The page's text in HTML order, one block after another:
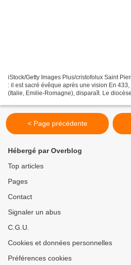
iStock/Getty Images Plus/cristofolux Saint
: il est sacré évêque après une vision En
(Italie, Emilie-Romagne), disparaît. Le
< Page précédente
Hébergé par Overblog
Top articles
Pages
Contact
Signaler un abus
C.G.U.
Cookies et données personnelles
Préférences cookies